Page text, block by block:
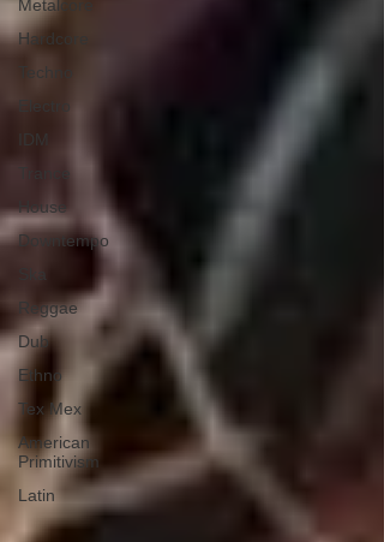
Metalcore
Hardcore
Techno
IDM
Trance
House
Downtempo
Reggae
Dub
Ethno
Tex Mex
American
Primitivism
Latin